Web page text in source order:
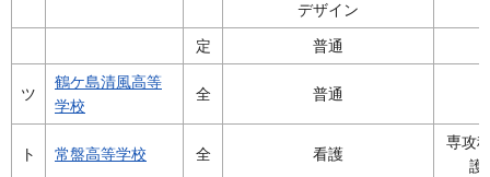
デザイン
定 普通
ツ
鶴ケ島清風高等
学校
全 普通
ト 常盤高等学校 全 看護
専攻
護